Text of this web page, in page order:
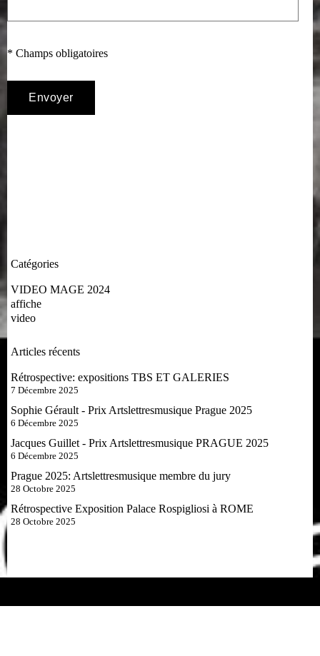
* Champs obligatoires
Catégories
VIDEO MAGE 2024
affiche
video
Articles récents
Rétrospective: expositions TBS ET GALERIES
7 Décembre 2025
Sophie Gérault - Prix Artslettresmusique Prague 2025
6 Décembre 2025
Jacques Guillet - Prix Artslettresmusique PRAGUE 2025
6 Décembre 2025
Prague 2025: Artslettresmusique membre du jury
28 Octobre 2025
Rétrospective Exposition Palace Rospigliosi à ROME
28 Octobre 2025